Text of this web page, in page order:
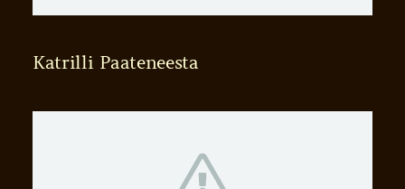
Katrilli Paateneesta